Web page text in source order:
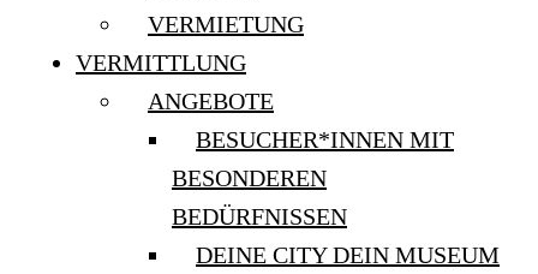
VERMIETUNG
VERMITTLUNG
ANGEBOTE
BESUCHER*INNEN MIT
BESONDEREN
BEDÜRFNISSEN
DEINE CITY DEIN MUSEUM